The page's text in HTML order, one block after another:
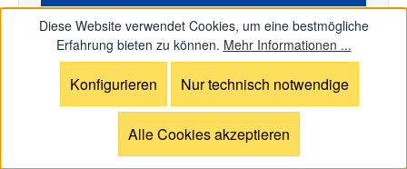
In den Warenkorb
Diese Website verwendet Cookies, um eine bestmögliche
Erfahrung bieten zu können. Mehr Informationen ...
Nur technisch notwendige
Konfigurieren
Alle Cookies akzeptieren